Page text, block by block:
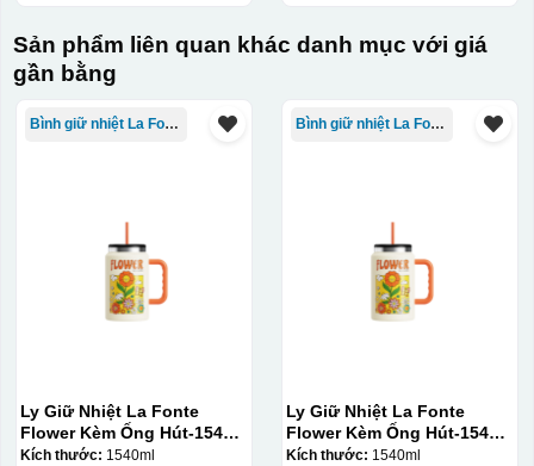
Sản phẩm liên quan khác danh mục với giá
gần bằng
Bình giữ nhiệt La Fonte
Ly Giữ Nhiệt La Fonte
Flower Kèm Ống Hút-1540
ml-014786
Kích thước: 1540ml
Bình giữ nhiệt La Fonte
Ly Giữ Nhiệt La Fonte
Flower Kèm Ống Hút-1540
ml-014786
Kích thước: 1540ml